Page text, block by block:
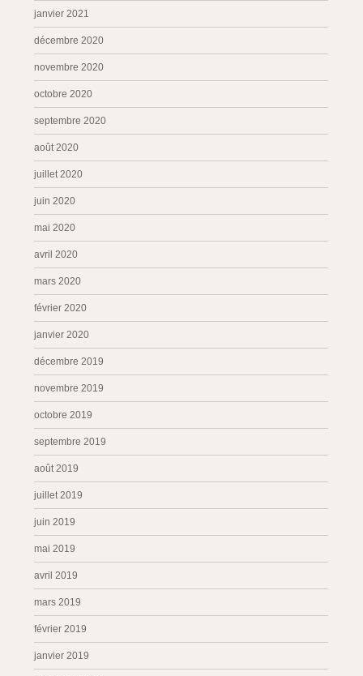
janvier 2021
décembre 2020
novembre 2020
octobre 2020
septembre 2020
août 2020
juillet 2020
juin 2020
mai 2020
avril 2020
mars 2020
février 2020
janvier 2020
décembre 2019
novembre 2019
octobre 2019
septembre 2019
août 2019
juillet 2019
juin 2019
mai 2019
avril 2019
mars 2019
février 2019
janvier 2019